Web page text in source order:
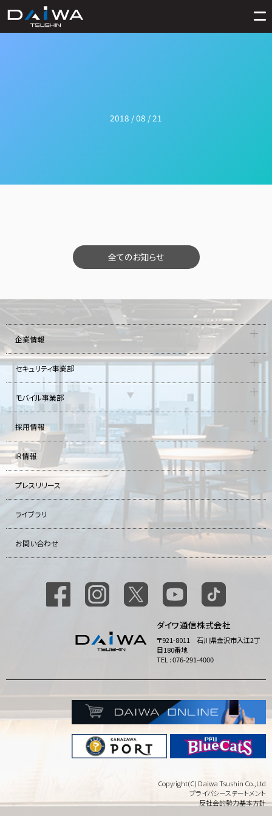
2018 / 08 / 21
全てのお知らせ
企業情報
セキュリティ事業部
モバイル事業部
採用情報
IR情報
プレスリリース
ライブラリ
お問い合わせ
ダイワ通信株式会社
〒921-8011 石川県金沢市入江2丁
目180番地
TEL : 076-291-4000
Copyright(C) Daiwa Tsushin Co.,Ltd
プライバシーステートメント
反社会的勢力基本方針